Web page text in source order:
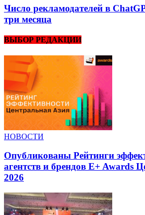
Число рекламодателей в
три месяца
ВЫБОР РЕДАКЦИИ
НОВОСТИ
Опубликованы Рейтинги
агентств и брендов E+ Awards
2026